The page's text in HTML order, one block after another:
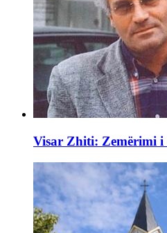
Visar Zhiti: Zemërimi i